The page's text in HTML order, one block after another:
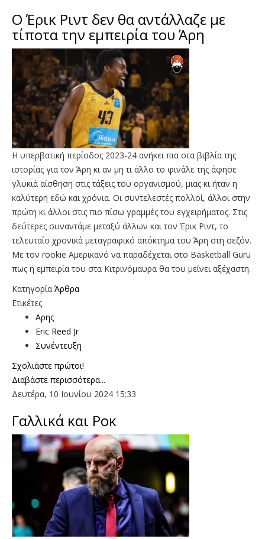
Ο Έρικ Ριντ δεν θα αντάλλαζε με
τίποτα την εμπειρία του Άρη
Η υπερβατική περίοδος 2023-24 ανήκει πια στα βιβλία της
ιστορίας για τον Άρη κι αν μη τι άλλο το φινάλε της άφησε
γλυκιά αίσθηση στις τάξεις του οργανισμού, μιας κι ήταν η
καλύτερη εδώ και χρόνια. Οι συντελεστές πολλοί, άλλοι στην
πρώτη κι άλλοι στις πιο πίσω γραμμές του εγχειρήματος. Στις
δεύτερες συναντάμε μεταξύ άλλων και τον Έρικ Ριντ, το
τελευταίο χρονικά μεταγραφικό απόκτημα του Άρη στη σεζόν.
Με τον rookie Αμερικανό να παραδέχεται στο Basketball Guru
πως η εμπειρία του στα Κιτρινόμαυρα θα του μείνει αξέχαστη.
Κατηγορία Άρθρα
Ετικέτες
Αρης
Eric Reed Jr
Συνέντευξη
Σχολιάστε πρώτοι!
Διαβάστε περισσότερα...
Δευτέρα, 10 Ιουνίου 2024 15:33
Γαλλικά και Ροκ